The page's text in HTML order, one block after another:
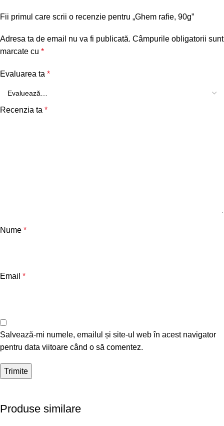
Fii primul care scrii o recenzie pentru „Ghem rafie, 90g”
Adresa ta de email nu va fi publicată. Câmpurile obligatorii sunt
marcate cu *
Evaluarea ta *
Recenzia ta *
Nume *
Email *
Salvează-mi numele, emailul și site-ul web în acest navigator
pentru data viitoare când o să comentez.
Produse similare